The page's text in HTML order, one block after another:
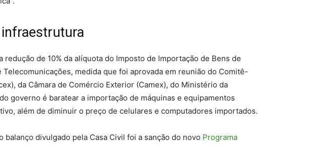
redução de 10% da alíquota do Imposto de Importação de Bens de
Telecomunicações, medida que foi aprovada em reunião do Comitê-
da Câmara de Comércio Exterior (Camex), do Ministério da
governo é baratear a importação de máquinas e equipamentos
além de diminuir o preço de celulares e computadores importados.
balanço divulgado pela Casa Civil foi a sanção do novo Programa